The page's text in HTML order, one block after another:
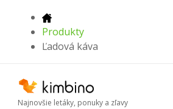
Produkty
Ľadová káva
Najnovšie letáky, ponuky a zľavy